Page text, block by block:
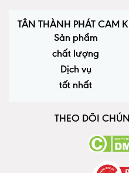
TÂN THÀNH PHÁT CAM
Sản phẩm
chất lượng
Dịch vụ
tốt nhất
THEO DÕI